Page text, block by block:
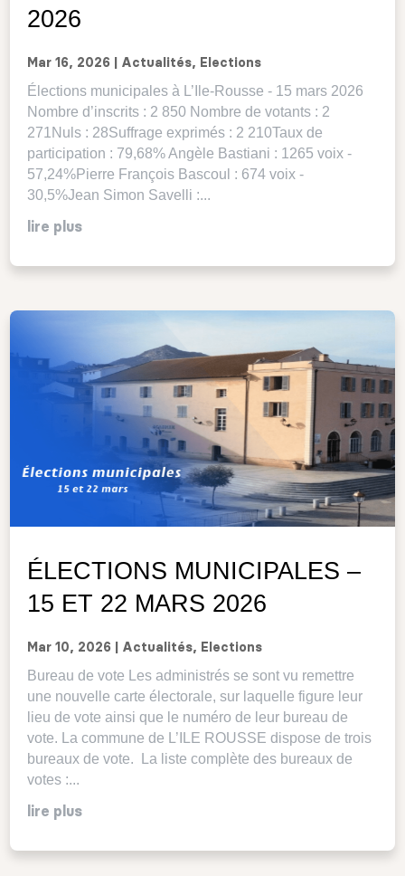
2026
Mar 16, 2026 Actualités, Elections
Élections municipales à L’Ile-Rousse - 15 mars 2026
Nombre d’inscrits : 2 850 Nombre de votants : 2
271Nuls : 28Suffrage exprimés : 2 210Taux de
participation : 79,68% Angèle Bastiani : 1265 voix -
57,24%Pierre François Bascoul : 674 voix -
30,5%Jean Simon Savelli :...
lire plus
ÉLECTIONS MUNICIPALES –
15 ET 22 MARS 2026
Mar 10, 2026 Actualités, Elections
Bureau de vote Les administrés se sont vu remettre
une nouvelle carte électorale, sur laquelle figure leur
lieu de vote ainsi que le numéro de leur bureau de
vote. La commune de L’ILE ROUSSE dispose de trois
bureaux de vote. La liste complète des bureaux de
votes :...
lire plus